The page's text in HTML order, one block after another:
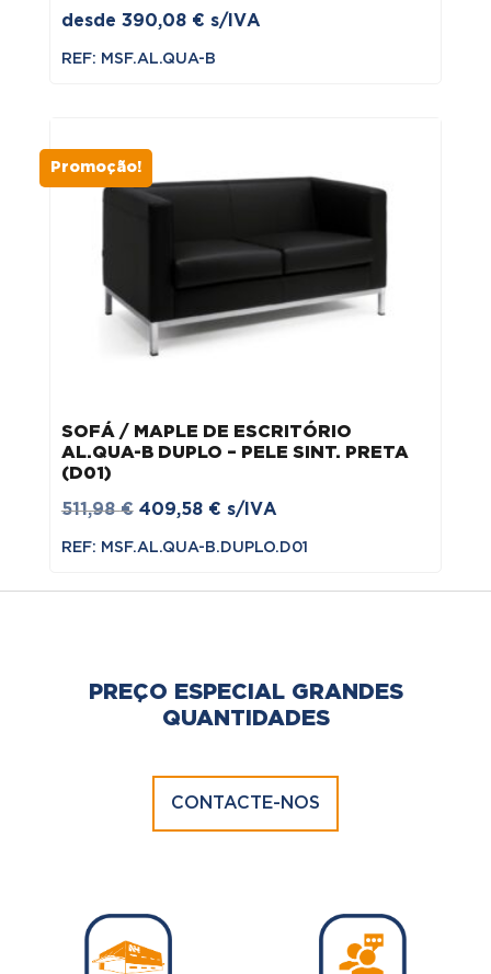
desde 390,08 € s/IVA
REF: MSF.AL.QUA-B
Promoção!
SOFÁ / MAPLE DE ESCRITÓRIO
AL.QUA-B DUPLO – PELE SINT. PRETA
(D01)
511,98€ O
preço
era:
409,58 €O
preço
é:
s/IVA
REF: MSF.AL.QUA-B.DUPLO.D01
PREÇO ESPECIAL GRANDES
QUANTIDADES
CONTACTE-NOS